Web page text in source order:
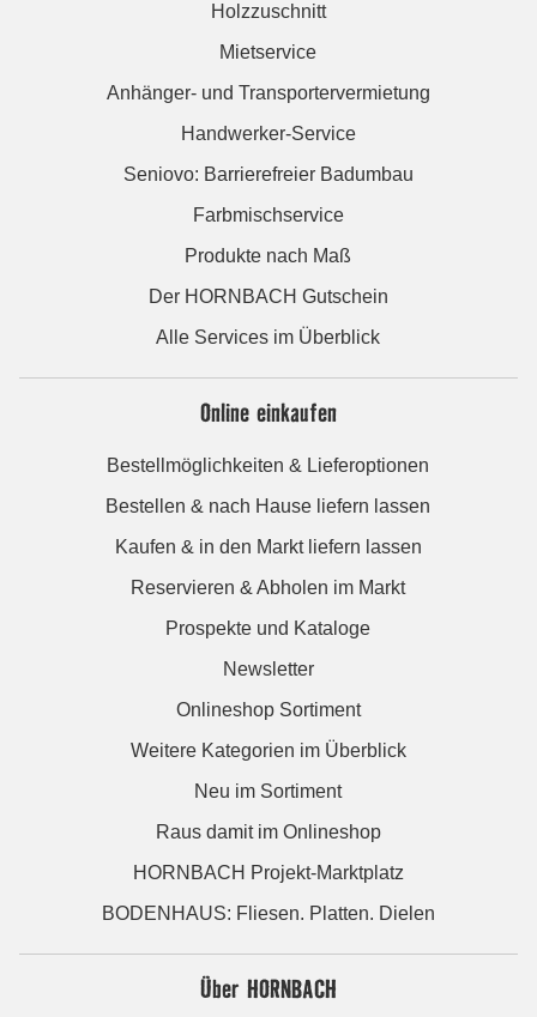
Holzzuschnitt
Mietservice
Anhänger- und Transportervermietung
Handwerker-Service
Seniovo: Barrierefreier Badumbau
Farbmischservice
Produkte nach Maß
Der HORNBACH Gutschein
Alle Services im Überblick
Online einkaufen
Bestellmöglichkeiten & Lieferoptionen
Bestellen & nach Hause liefern lassen
Kaufen & in den Markt liefern lassen
Reservieren & Abholen im Markt
Prospekte und Kataloge
Newsletter
Onlineshop Sortiment
Weitere Kategorien im Überblick
Neu im Sortiment
Raus damit im Onlineshop
HORNBACH Projekt-Marktplatz
BODENHAUS: Fliesen. Platten. Dielen
Über HORNBACH